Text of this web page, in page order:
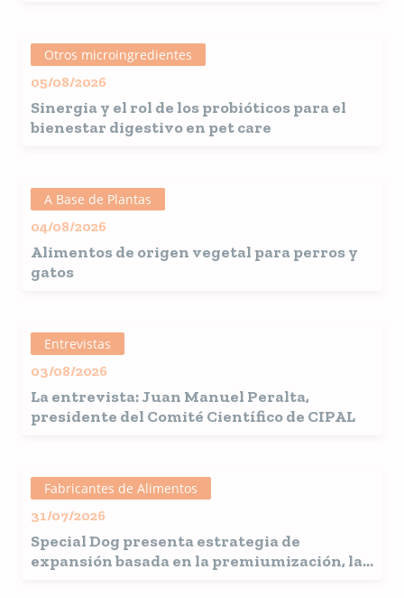
Otros microingredientes
05/08/2026
Sinergia y el rol de los probióticos para el
bienestar digestivo en pet care
A Base de Plantas
04/08/2026
Alimentos de origen vegetal para perros y
gatos
Entrevistas
03/08/2026
La entrevista: Juan Manuel Peralta,
presidente del Comité Científico de CIPAL
Fabricantes de Alimentos
31/07/2026
Special Dog presenta estrategia de
expansión basada en la premiumización, la